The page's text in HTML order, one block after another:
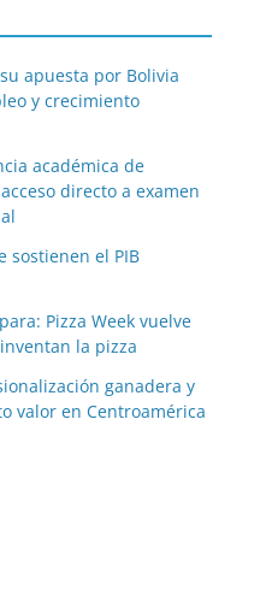
apuesta por Bolivia
y crecimiento
académica de
directo a examen
sostienen el PIB
Pizza Week vuelve
la pizza
ganadera y
valor en Centroamérica